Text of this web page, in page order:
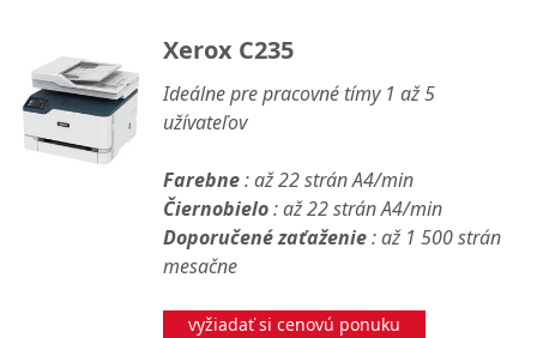
Xerox C235
Ideálne pre pracovné tímy 1 až 5
užívateľov
Farebne: až 22 strán A4/min
Čiernobielo: až 22 strán A4/min
Doporučené zaťaženie: až 1 500 strán
mesačne
vyžiadať si cenovú ponuku